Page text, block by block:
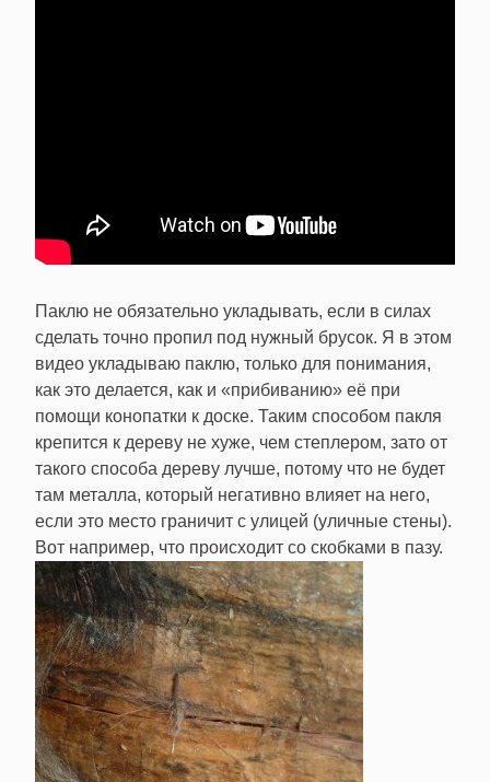
Паклю не обязательно укладывать, если в силах
сделать точно пропил под нужный брусок. Я в этом
видео укладываю паклю, только для понимания,
как это делается, как и «прибиванию» её при
помощи конопатки к доске. Таким способом пакля
крепится к дереву не хуже, чем степлером, зато от
такого способа дереву лучше, потому что не будет
там металла, который негативно влияет на него,
если это место граничит с улицей (уличные стены).
Вот например, что происходит со скобками в пазу.